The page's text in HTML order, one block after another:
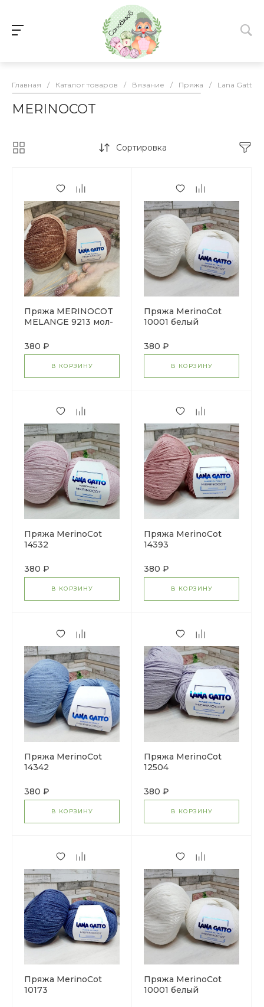
Главная / Каталог товаров / Вязание / Пряжа / Lana Gatto
MERINOCOT
Сортировка
Пряжа MERINOCOT
MELANGE 9213 мол-
380 ₽
В КОРЗИНУ
Пряжа MerinoCot
10001 белый
380 ₽
В КОРЗИНУ
Пряжа MerinoCot
14532
380 ₽
В КОРЗИНУ
Пряжа MerinoCot
14393
380 ₽
В КОРЗИНУ
Пряжа MerinoCot
14342
380 ₽
В КОРЗИНУ
Пряжа MerinoCot
12504
380 ₽
В КОРЗИНУ
Пряжа MerinoCot
10173
Пряжа MerinoCot
10001 белый